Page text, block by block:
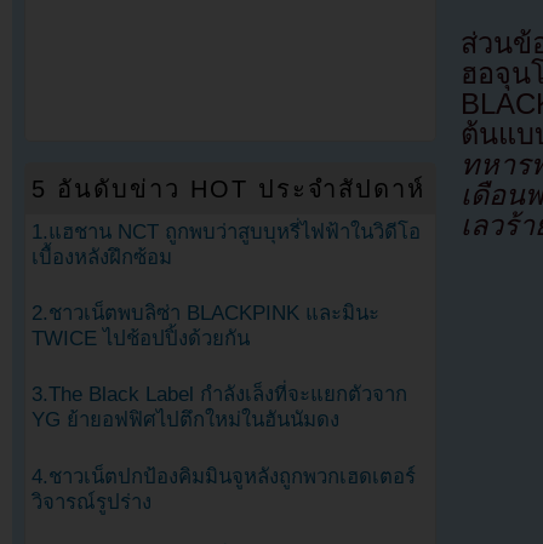
ส่วนข้
ฮอจุน
ต้นแบ
ทหาร
เดือน
เลวร้
5 อันดับข่าว HOT ประจำสัปดาห์
1.แฮชาน NCT ถูกพบว่าสูบบุหรี่ไฟฟ้าในวิดีโอ
เบื้องหลังฝึกซ้อม
2.ชาวเน็ตพบลิซ่า BLACKPINK และมินะ
TWICE ไปช้อปปิ้งด้วยกัน
3.The Black Label กำลังเล็งที่จะแยกตัวจาก
YG ย้ายอฟฟิศไปตึกใหม่ในฮันนัมดง
4.ชาวเน็ตปกป้องคิมมินจูหลังถูกพวกเฮดเตอร์
วิจารณ์รูปร่าง